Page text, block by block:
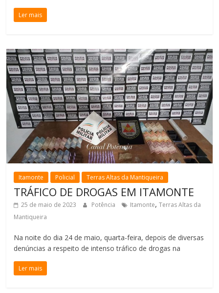
Ler mais
Itamonte Policial Terras Altas da Mantiqueira
TRÁFICO DE DROGAS EM ITAMONTE
25 de maio de 2023 Potência Itamonte,Terras Altas da
Mantiqueira
Na noite do dia 24 de maio, quarta-feira, depois de diversas
denúncias a respeito de intenso tráfico de drogas na
Ler mais